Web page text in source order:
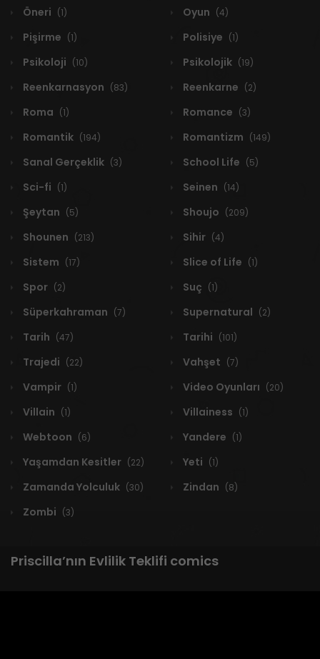
Öneri (1) Oyun (4)
Pişirme (1) Polisiye (1)
Psikoloji (10) Psikolojik (19)
Reenkarnasyon (83) Reenkarne (2)
Roma (1) Romance (3)
Romantik (194) Romantizm (149)
Sanal Gerçeklik (3) School Life (5)
Sci-fi (1) Seinen (14)
Şeytan (5) Shoujo (209)
Shounen (213) Sihir (4)
Sistem (17) Slice of Life (1)
Spor (2) Suç (1)
Süperkahraman (7) Supernatural (2)
Tarih (47) Tarihi (101)
Trajedi (22) Vahşet (7)
Vampir (1) Video Oyunları (20)
Villain (1) Villainess (1)
Webtoon (6) Yandere (1)
Yaşamdan Kesitler (22) Yeti (1)
Zamanda Yolculuk (30) Zindan (8)
Zombi (3)
Priscilla’nın Evlilik Teklifi comics